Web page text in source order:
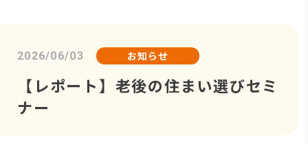
2026/06/03 お知らせ
【レポート】老後の住まい選びセミ
ナー